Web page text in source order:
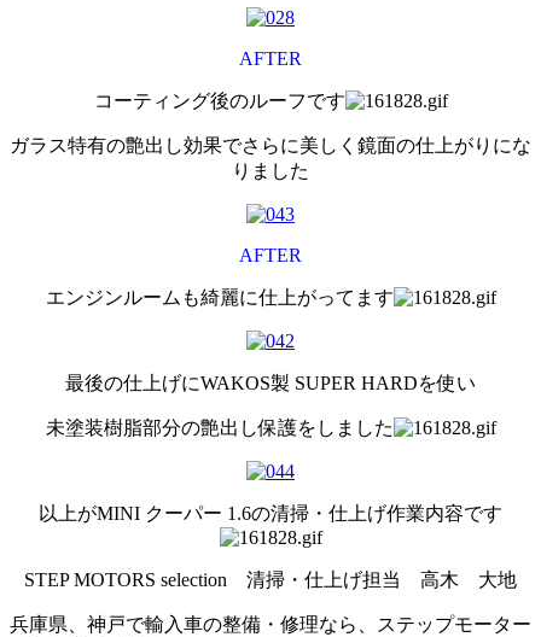
AFTER
コーティング後のルーフです
ガラス特有の艶出し効果でさらに美しく鏡面の仕上がりにな
りました
AFTER
エンジンルームも綺麗に仕上がってます
最後の仕上げにWAKOS製 SUPER HARDを使い
未塗装樹脂部分の艶出し保護をしました
以上がMINI クーパー 1.6の清掃・仕上げ作業内容です
STEP MOTORS selection 清掃・仕上げ担当 高木 大地
兵庫県、神戸で輸入車の整備・修理なら、ステップモーター